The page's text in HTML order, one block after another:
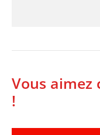
Vous aimez
!